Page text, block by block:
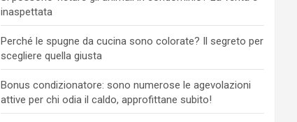
inaspettata
Perché le spugne da cucina sono colorate? Il segreto per
scegliere quella giusta
Bonus condizionatore: sono numerose le agevolazioni
attive per chi odia il caldo, approfittane subito!